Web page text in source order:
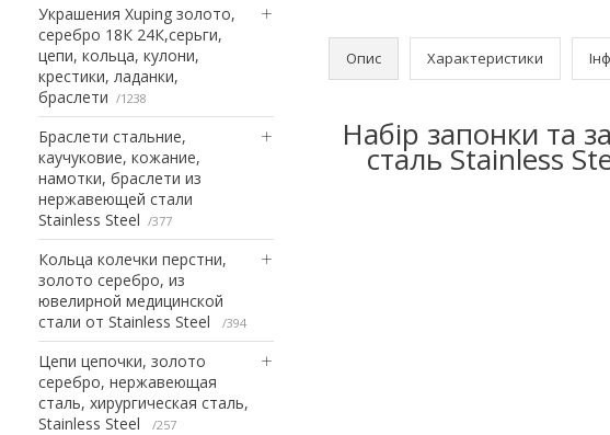
Украшения Xuping золото,
серебро 18К 24К,серьги,
цепи, кольца, кулони,
крестики, ладанки,
браслети
1238
Браслети стальние,
каучуковие, кожание,
намотки, браслети из
нержавеющей стали
Stainless Steel
377
Кольца колечки перстни,
золото серебро, из
ювелирной медицинской
стали от Stainless Steel
394
Цепи цепочки, золото
серебро, нержавеющая
сталь, хирургическая сталь,
Stainless Steel
257
Опис Характеристики
Набір запонки та
сталь Stainless